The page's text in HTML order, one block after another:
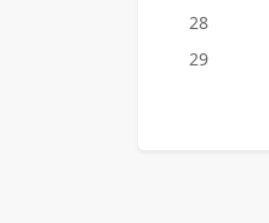
28
29